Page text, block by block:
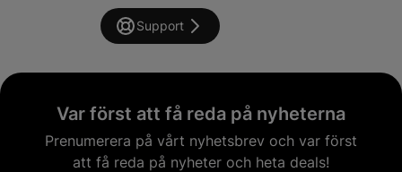
Support
Var först att få reda på nyheterna
Prenumerera på vårt nyhetsbrev och var först
att få reda på nyheter och heta deals!